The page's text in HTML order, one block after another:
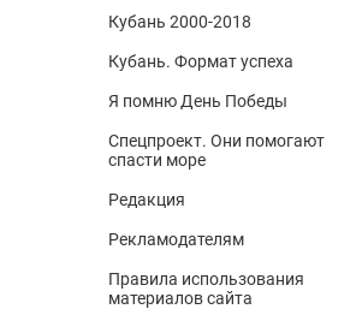
Кубань 2000-2018
Кубань. Формат успеха
Я помню День Победы
Спецпроект. Они помогают
спасти море
Редакция
Рекламодателям
Правила использования
материалов сайта